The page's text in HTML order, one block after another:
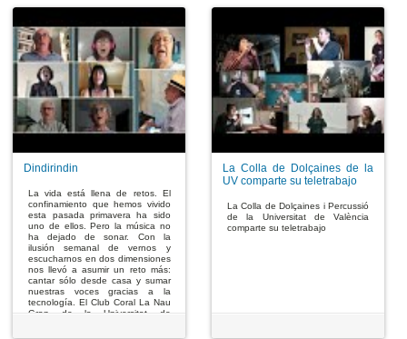
Dindirindin
La vida está llena de retos. El
confinamiento que hemos vivido
esta pasada primavera ha sido
uno de ellos. Pero la música no
ha dejado de sonar. Con la
ilusión semanal de vernos y
escucharnos en dos dimensiones
nos llevó a asumir un reto más:
cantar sólo desde casa y sumar
nuestras voces gracias a la
tecnología. El Club Coral La Nau
Gran de la Universitat de
La Colla de Dolçaines de la
UV comparte su teletrabajo
La Colla de Dolçaines i Percussió
de la Universitat de València
comparte su teletrabajo